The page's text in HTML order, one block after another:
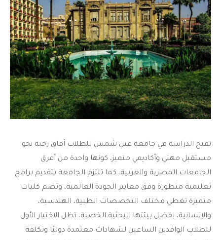
تفتح الدراسة في جامعة عين شمس للطلاب آفاق رحبة نحو
مستقبل مهني وأكاديمي متميز، كونها واحدة من أعرق
الجامعات المصرية والعربية، كما تلتزم الجامعة بتقديم برامج
تعليمية متطورة وفق معايير الجودة العالمية، وتضم كليات
متميزة تغطي مختلف التخصصات الطبية، الهندسية،
والإنسانية، بفضل بيئتها البحثية الخصبة، تظل الاختيار الأول
للطلاب الوافدين الساعين لشهادات معتمدة دوليًا وتكلفة